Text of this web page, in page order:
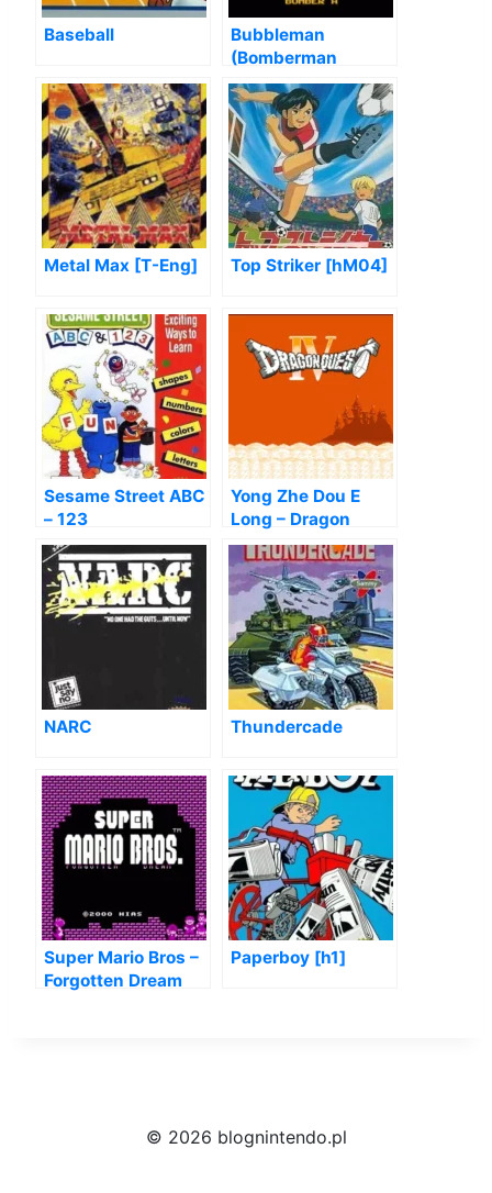
Baseball
Bubbleman
(Bomberman
Collection Hack)
Metal Max [T-Eng] Top Striker [hM04]
Sesame Street ABC
– 123
Yong Zhe Dou E
Long – Dragon
Quest 4
NARC Thundercade
Super Mario Bros –
Forgotten Dream
Paperboy [h1]
© 2026 blognintendo.pl